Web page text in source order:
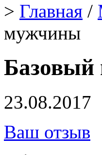
> Главная /
мужчины
Базовый
23.08.2017
Ваш отзыв